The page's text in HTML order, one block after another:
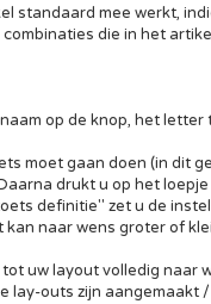
standaard mee werkt,
die in het
op de knop, het
moet gaan doen (in dit
drukt u op het
definitie" zet u de
naar wens groter of
uw layout volledig naar
lay-outs zijn aangemaakt